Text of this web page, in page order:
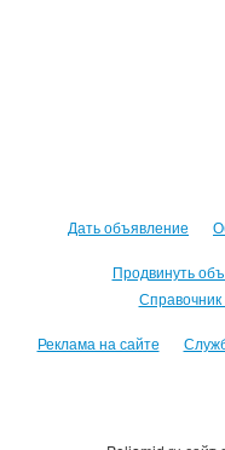
Дать объявление
Продвинуть
Реклама на сайте